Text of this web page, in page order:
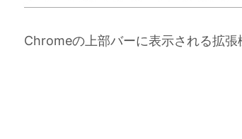
Chromeの上部バーに表示される拡張